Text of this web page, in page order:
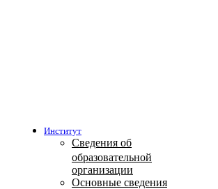
Институт
Сведения об
образовательной
организации
Основные сведения